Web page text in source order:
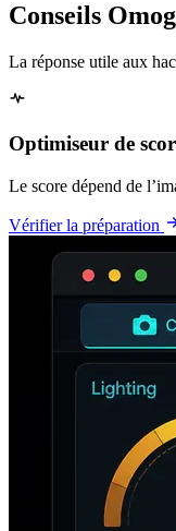
Conseils
La réponse utile aux
Optimiseur de
Le score dépend de
Vérifier la préparation